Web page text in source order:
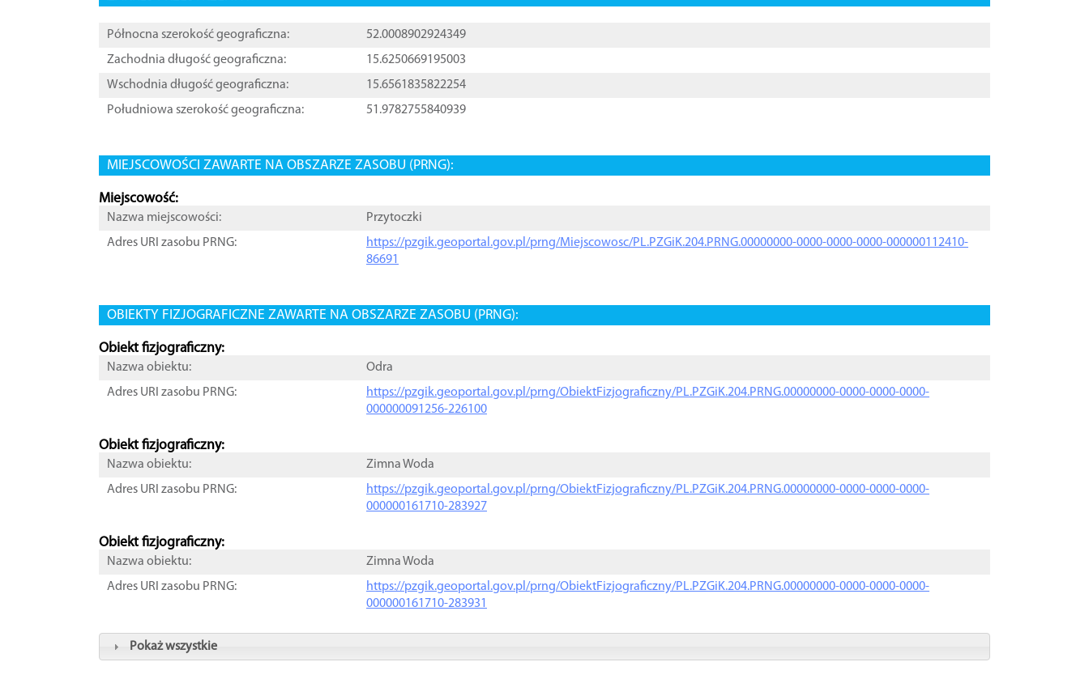
Północna szerokość geograficzna:
52.0008902924349
Zachodnia długość geograficzna:
15.6250669195003
Wschodnia długość geograficzna:
15.6561835822254
Południowa szerokość geograficzna:
51.9782755840939
MIEJSCOWOŚCI ZAWARTE NA OBSZARZE ZASOBU (PRNG):
Miejscowość:
Nazwa miejscowości:
Przytoczki
Adres URI zasobu PRNG:
https://pzgik.geoportal.gov.pl/prng/Miejscowosc/PL.PZGiK.204.PRNG.00000000-0000-0000-0000-000000112410-
86691
OBIEKTY FIZJOGRAFICZNE ZAWARTE NA OBSZARZE ZASOBU (PRNG):
Obiekt fizjograficzny:
Nazwa obiektu:
Odra
Adres URI zasobu PRNG:
https://pzgik.geoportal.gov.pl/prng/ObiektFizjograficzny/PL.PZGiK.204.PRNG.00000000-0000-0000-0000-
000000091256-226100
Obiekt fizjograficzny:
Nazwa obiektu:
Zimna Woda
Adres URI zasobu PRNG:
https://pzgik.geoportal.gov.pl/prng/ObiektFizjograficzny/PL.PZGiK.204.PRNG.00000000-0000-0000-0000-
000000161710-283927
Obiekt fizjograficzny:
Nazwa obiektu:
Zimna Woda
Adres URI zasobu PRNG:
https://pzgik.geoportal.gov.pl/prng/ObiektFizjograficzny/PL.PZGiK.204.PRNG.00000000-0000-0000-0000-
000000161710-283931
Pokaż wszystkie